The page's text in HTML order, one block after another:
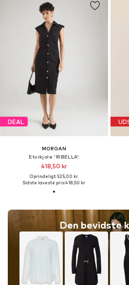
DEAL
MORGAN
Etuikjole 'RIBELLA'
418,50 kr
Oprindeligt: 525,00 kr
Sidste laveste pris:418,50 kr
Den bevidste